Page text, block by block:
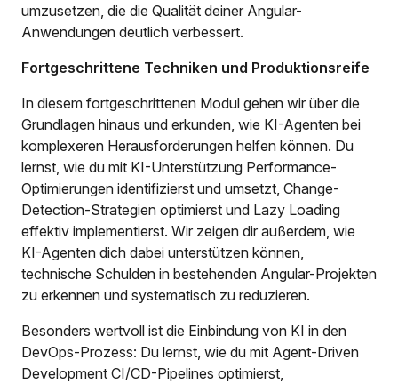
umzusetzen, die die Qualität deiner Angular-
Anwendungen deutlich verbessert.
Fortgeschrittene Techniken und Produktionsreife
In diesem fortgeschrittenen Modul gehen wir über die
Grundlagen hinaus und erkunden, wie KI-Agenten bei
komplexeren Herausforderungen helfen können. Du
lernst, wie du mit KI-Unterstützung Performance-
Optimierungen identifizierst und umsetzt, Change-
Detection-Strategien optimierst und Lazy Loading
effektiv implementierst. Wir zeigen dir außerdem, wie
KI-Agenten dich dabei unterstützen können,
technische Schulden in bestehenden Angular-Projekten
zu erkennen und systematisch zu reduzieren.
Besonders wertvoll ist die Einbindung von KI in den
DevOps-Prozess: Du lernst, wie du mit Agent-Driven
Development CI/CD-Pipelines optimierst,